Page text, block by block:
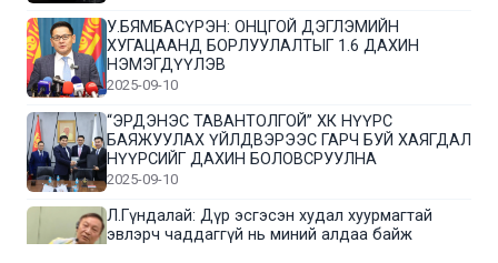
У.БЯМБАСҮРЭН: ОНЦГОЙ ДЭГЛЭМИЙН
ХУГАЦААНД БОРЛУУЛАЛТЫГ 1.6 ДАХИН
НЭМЭГДҮҮЛЭВ
2025-09-10
“ЭРДЭНЭС ТАВАНТОЛГОЙ” ХК НҮҮРС
БАЯЖУУЛАХ ҮЙЛДВЭРЭЭС ГАРЧ БУЙ ХАЯГДАЛ
НҮҮРСИЙГ ДАХИН БОЛОВСРУУЛНА
2025-09-10
Л.Гүндалай: Дүр эсгэсэн худал хуурмагтай
эвлэрч чаддаггүй нь миний алдаа байж